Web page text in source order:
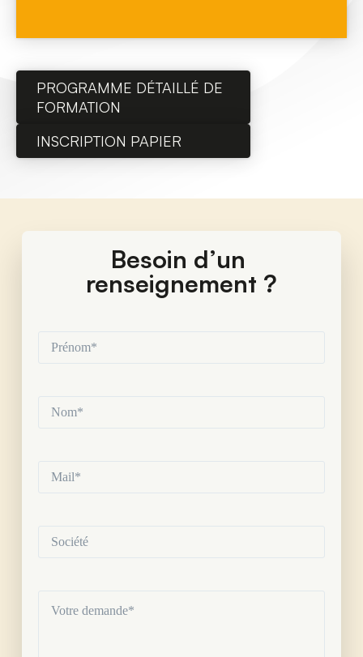
PROGRAMME DÉTAILLÉ DE
FORMATION
INSCRIPTION PAPIER
Besoin d’un
renseignement ?
(Nécessaire)
(Nécessaire)
(Nécessaire)
demande(Nécessaire)